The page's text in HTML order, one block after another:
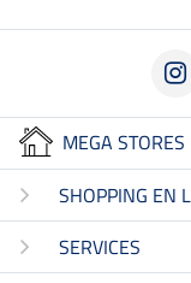
MEGA STORES
SHOPPING EN
SERVICES